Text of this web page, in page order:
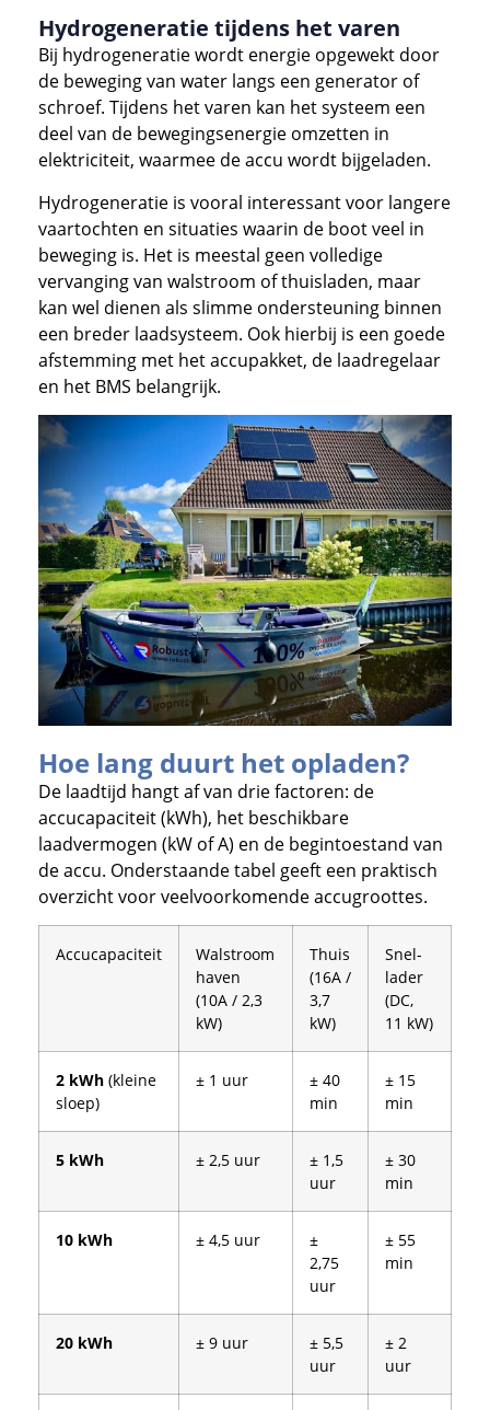
Hydrogeneratie tijdens het varen
Bij hydrogeneratie wordt energie opgewekt door
de beweging van water langs een generator of
schroef. Tijdens het varen kan het systeem een
deel van de bewegingsenergie omzetten in
elektriciteit, waarmee de accu wordt bijgeladen.
Hydrogeneratie is vooral interessant voor langere
vaartochten en situaties waarin de boot veel in
beweging is. Het is meestal geen volledige
vervanging van walstroom of thuisladen, maar
kan wel dienen als slimme ondersteuning binnen
een breder laadsysteem. Ook hierbij is een goede
afstemming met het accupakket, de laadregelaar
en het BMS belangrijk.
Hoe lang duurt het opladen?
De laadtijd hangt af van drie factoren: de
accucapaciteit (kWh), het beschikbare
laadvermogen (kW of A) en de begintoestand van
de accu. Onderstaande tabel geeft een praktisch
overzicht voor veelvoorkomende accugroottes.
Accucapaciteit
Walstroom
haven
(10A / 2,3
kW)
Thuis
(16A /
3,7
kW)
Snel­
lader
(DC,
11 kW)
2 kWh (kleine
sloep)
± 1 uur
± 40
min
± 15
min
5 kWh ± 2,5 uur
± 1,5
uur
± 30
min
10 kWh ± 4,5 uur
±
2,75
uur
± 55
min
20 kWh ± 9 uur
± 5,5
uur
± 2
uur